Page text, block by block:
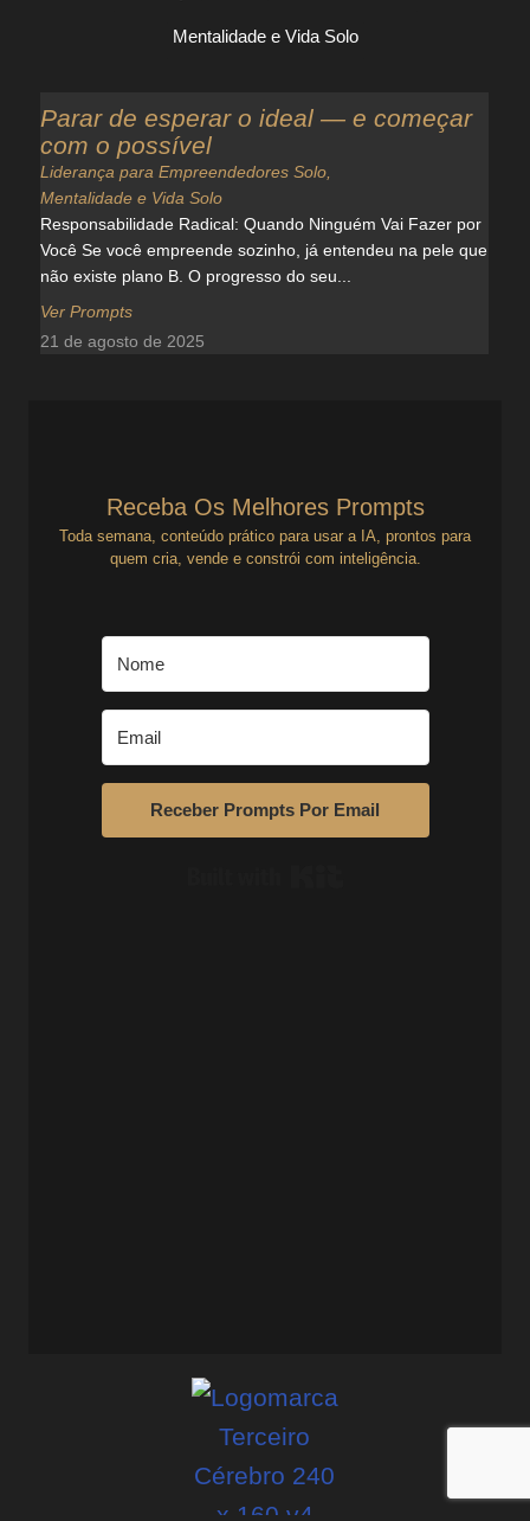
Mentalidade e Vida Solo
Parar de esperar o ideal — e começar
com o possível
Liderança para Empreendedores Solo
Mentalidade e Vida Solo
Responsabilidade Radical: Quando Ninguém Vai Fazer por
Você Se você empreende sozinho, já entendeu na pele que
não existe plano B. O progresso do seu...
Ver Prompts
21 de agosto de 2025
Receba Os Melhores Prompts
Toda semana, conteúdo prático para usar a IA, prontos para
quem cria, vende e constrói com inteligência.
Receber Prompts Por Email